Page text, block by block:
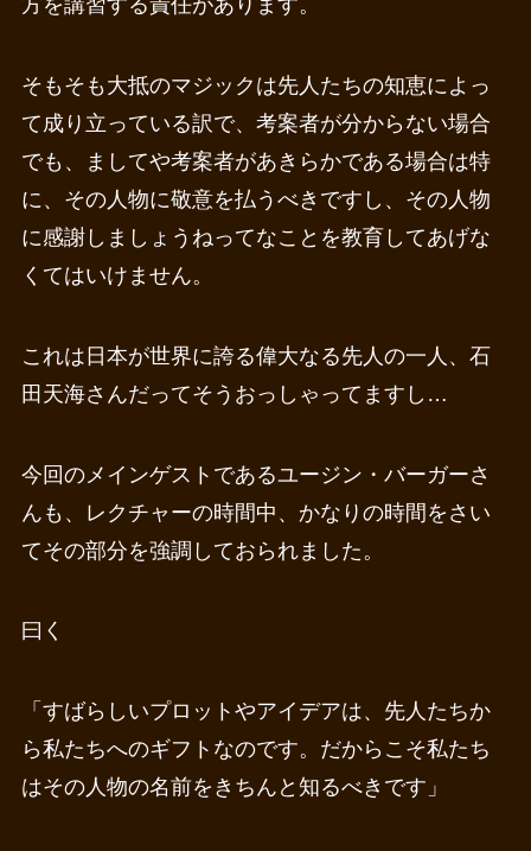
方を講習する責任があります。
そもそも大抵のマジックは先人たちの知恵によっ
て成り立っている訳で、考案者が分からない場合
でも、ましてや考案者があきらかである場合は特
に、その人物に敬意を払うべきですし、その人物
に感謝しましょうねってなことを教育してあげな
くてはいけません。
これは日本が世界に誇る偉大なる先人の一人、石
田天海さんだってそうおっしゃってますし…
今回のメインゲストであるユージン・バーガーさ
んも、レクチャーの時間中、かなりの時間をさい
てその部分を強調しておられました。
曰く
「すばらしいプロットやアイデアは、先人たちか
ら私たちへのギフトなのです。だからこそ私たち
はその人物の名前をきちんと知るべきです」